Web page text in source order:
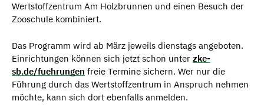
Wertstoffzentrum Am Holzbrunnen und einen Besuch der
Zooschule kombiniert.
Das Programm wird ab März jeweils dienstags angeboten.
Einrichtungen können sich jetzt schon unter zke-
sb.de/fuehrungen freie Termine sichern. Wer nur die
Führung durch das Wertstoffzentrum in Anspruch nehmen
möchte, kann sich dort ebenfalls anmelden.